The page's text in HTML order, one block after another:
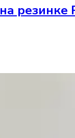
на